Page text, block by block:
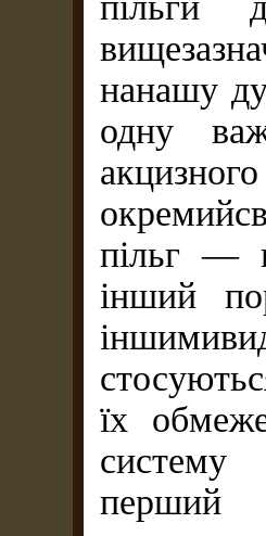
нанашу
одну
пільг —
інший
їх
систему
перший